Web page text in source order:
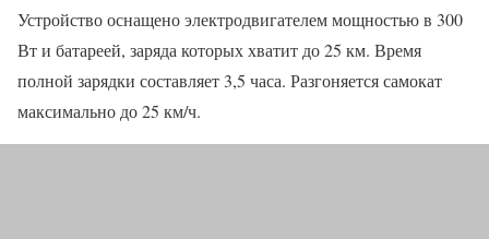
Устройство оснащено электродвигателем мощностью в 300
Вт и батареей, заряда которых хватит до 25 км. Время
полной зарядки составляет 3,5 часа. Разгоняется самокат
максимально до 25 км/ч.